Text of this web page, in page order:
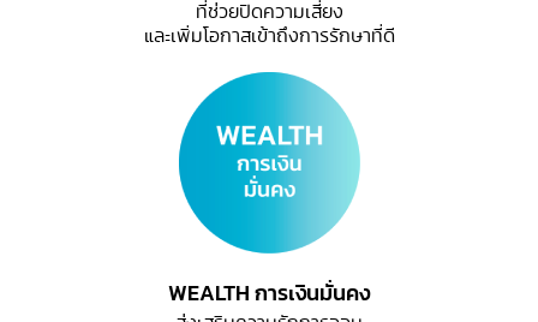
ที่ช่วยปิดความเสี่ยง
และเพิ่มโอกาสเข้าถึงการรักษาที่ดี
WEALTH การเงินมั่นคง